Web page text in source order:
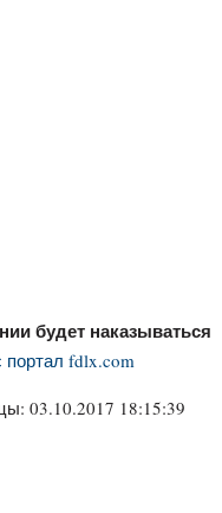
будет наказываться
портал fdlx.com
03.10.2017 18:15:39